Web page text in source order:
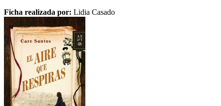
Ficha realizada por: Lidia Casado